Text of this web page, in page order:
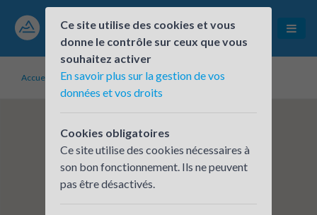
Accueil Établissements inscrits CARSAT RA - LOIRE
Ce site utilise des cookies et vous
donne le contrôle sur ceux que vous
souhaitez activer
En savoir plus sur la gestion de vos
données et vos droits
Cookies obligatoires
Ce site utilise des cookies nécessaires à
son bon fonctionnement. Ils ne peuvent
pas être désactivés.